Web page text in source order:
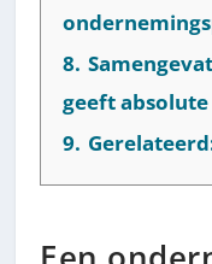
8.
geeft
9.